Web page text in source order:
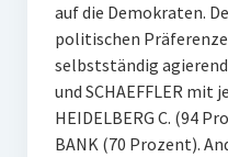
auf die Demokraten.
politischen
selbstständig
und SCHAEFFLER mit
HEIDELBERG C. (94
BANK (70 Prozent).